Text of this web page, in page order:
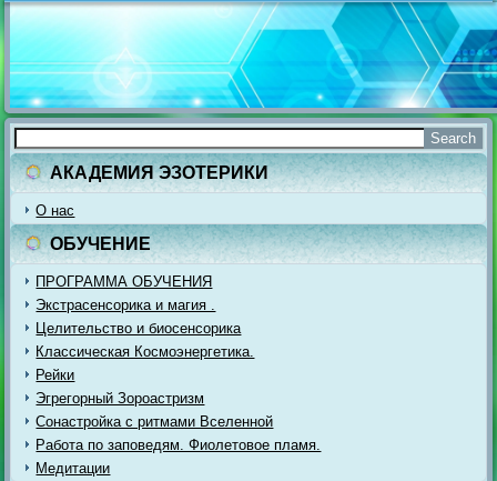
АКАДЕМИЯ ЭЗОТЕРИКИ
О нас
ОБУЧЕНИЕ
ПРОГРАММА ОБУЧЕНИЯ
Экстрасенсорика и магия .
Целительство и биосенсорика
Классическая Космоэнергетика.
Рейки
Эгрегорный Зороастризм
Сонастройка с ритмами Вселенной
Работа по заповедям. Фиолетовое пламя.
Медитации